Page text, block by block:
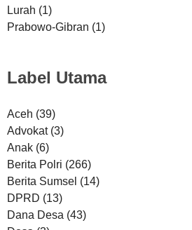
Lurah (1)
Prabowo-Gibran (1)
Label Utama
Aceh (39)
Advokat (3)
Anak (6)
Berita Polri (266)
Berita Sumsel (14)
DPRD (13)
Dana Desa (43)